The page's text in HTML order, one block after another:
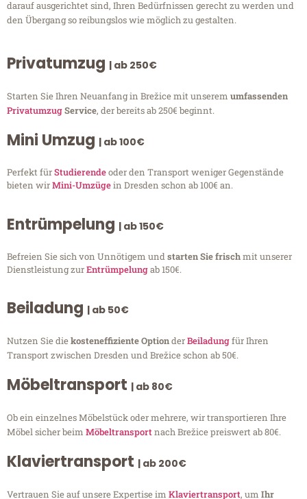
darauf ausgerichtet sind, Ihren Bedürfnissen gerecht zu werden und
den Übergang so reibungslos wie möglich zu gestalten.
Privatumzug | ab 250€
Starten Sie Ihren Neuanfang in Brežice mit unserem umfassenden
PrivatumzugService, der bereits ab 250€ beginnt.
Mini Umzug | ab 100€
Perfekt fürStudierendeoder den Transport weniger Gegenstände
bieten wirMini-Umzügein Dresden schon ab 100€ an.
Entrümpelung | ab 150€
Befreien Sie sich von Unnötigem undstarten Sie frischmit unserer
Dienstleistung zurEntrümpelungab 150€.
Beiladung | ab 50€
Nutzen Sie diekosteneffiziente OptionderBeiladungfür Ihren
Transport zwischen Dresden und Brežice schon ab 50€.
Möbeltransport | ab 80€
Ob ein einzelnes Möbelstück oder mehrere, wir transportieren Ihre
Möbel sicher beim Möbeltransportnach Brežice preiswert ab 80€.
Klaviertransport | ab 200€
Vertrauen Sie auf unsere Expertise im Klaviertransport, um Ihr